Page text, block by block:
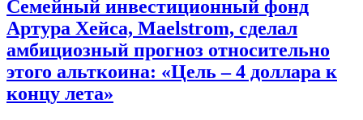
Семейный инвестиционный фонд
Артура Хейса, Maelstrom, сделал
амбициозный прогноз относительно
этого альткоина: «Цель – 4 доллара к
концу лета»